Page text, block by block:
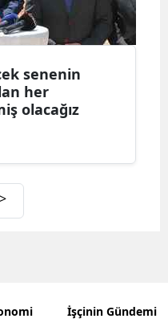
senenin
her
olacağız
>
İşçinin Gündemi